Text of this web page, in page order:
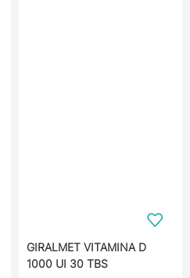
GIRALMET VITAMINA D
1000 UI 30 TBS